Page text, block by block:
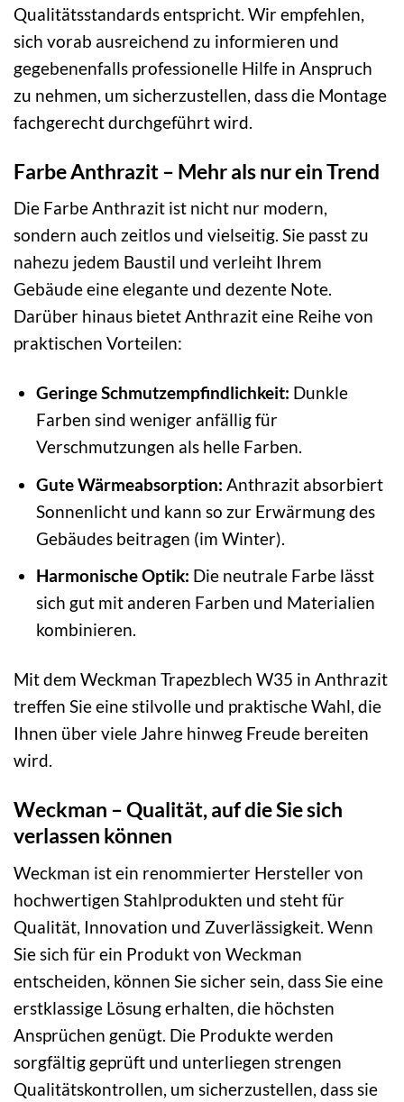
Qualitätsstandards entspricht. Wir empfehlen,
sich vorab ausreichend zu informieren und
gegebenenfalls professionelle Hilfe in Anspruch
zu nehmen, um sicherzustellen, dass die Montage
fachgerecht durchgeführt wird.
Farbe Anthrazit – Mehr als nur ein Trend
Die Farbe Anthrazit ist nicht nur modern,
sondern auch zeitlos und vielseitig. Sie passt zu
nahezu jedem Baustil und verleiht Ihrem
Gebäude eine elegante und dezente Note.
Darüber hinaus bietet Anthrazit eine Reihe von
praktischen Vorteilen:
Geringe Schmutzempfindlichkeit: Dunkle
Farben sind weniger anfällig für
Verschmutzungen als helle Farben.
Gute Wärmeabsorption: Anthrazit absorbiert
Sonnenlicht und kann so zur Erwärmung des
Gebäudes beitragen (im Winter).
Harmonische Optik: Die neutrale Farbe lässt
sich gut mit anderen Farben und Materialien
kombinieren.
Mit dem Weckman Trapezblech W35 in Anthrazit
treffen Sie eine stilvolle und praktische Wahl, die
Ihnen über viele Jahre hinweg Freude bereiten
wird.
Weckman – Qualität, auf die Sie sich
verlassen können
Weckman ist ein renommierter Hersteller von
hochwertigen Stahlprodukten und steht für
Qualität, Innovation und Zuverlässigkeit. Wenn
Sie sich für ein Produkt von Weckman
entscheiden, können Sie sicher sein, dass Sie eine
erstklassige Lösung erhalten, die höchsten
Ansprüchen genügt. Die Produkte werden
sorgfältig geprüft und unterliegen strengen
Qualitätskontrollen, um sicherzustellen, dass sie